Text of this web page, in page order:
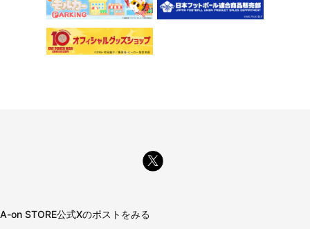
A-on STORE公式Xのポストをみる